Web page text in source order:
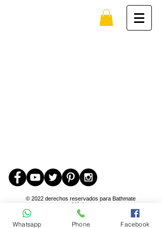
© 2022 derechos reservados para Bathmate
México
Teléfono / Whatsapp:
+52 (81) 1736-5170
- Email:
info@bathmate.com.mx
Whatsapp Phone Facebook